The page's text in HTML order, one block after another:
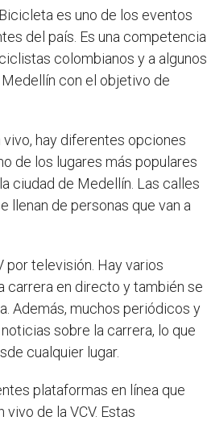
es uno de los eventos
del país. Es una competencia
colombianos y a algunos
con el objetivo de
vivo, hay diferentes opciones
de los lugares más populares
ciudad de Medellín. Las calles
llenan de personas que van a
por televisión. Hay varios
carrera en directo y también se
Además, muchos periódicos y
sobre la carrera, lo que
cualquier lugar.
plataformas en línea que
de la VCV. Estas